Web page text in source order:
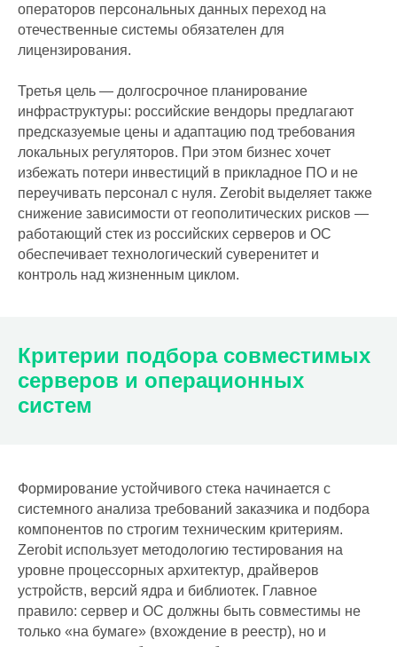
операторов персональных данных переход на
отечественные системы обязателен для
лицензирования.
Третья цель — долгосрочное планирование
инфраструктуры: российские вендоры предлагают
предсказуемые цены и адаптацию под требования
локальных регуляторов. При этом бизнес хочет
избежать потери инвестиций в прикладное ПО и не
переучивать персонал с нуля. Zerobit выделяет также
снижение зависимости от геополитических рисков —
работающий стек из российских серверов и ОС
обеспечивает технологический суверенитет и
контроль над жизненным циклом.
Критерии подбора совместимых
серверов и операционных
систем
Формирование устойчивого стека начинается с
системного анализа требований заказчика и подбора
компонентов по строгим техническим критериям.
Zerobit использует методологию тестирования на
уровне процессорных архитектур, драйверов
устройств, версий ядра и библиотек. Главное
правило: сервер и ОС должны быть совместимы не
только «на бумаге» (вхождение в реестр), но и